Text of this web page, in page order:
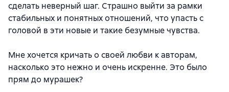
сделать неверный шаг. Страшно выйти за рамки
стабильных и понятных отношений, что упасть с
головой в эти новые и такие безумные чувства.
Мне хочется кричать о своей любви к авторам,
насколько это нежно и очень искренне. Это было
прям до мурашек?